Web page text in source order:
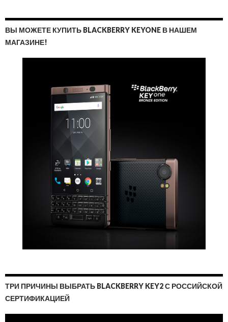
ВЫ МОЖЕТЕ КУПИТЬ BLACKBERRY KEYONE В НАШЕМ
МАГАЗИНЕ!
ТРИ ПРИЧИНЫ ВЫБРАТЬ BLACKBERRY KEY2 С РОССИЙСКОЙ
СЕРТИФИКАЦИЕЙ